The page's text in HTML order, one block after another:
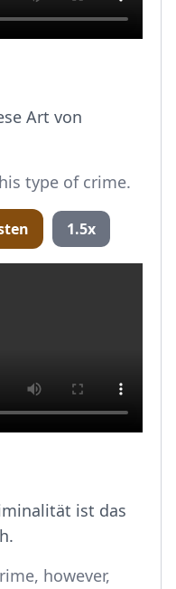
Art von
type of crime.
1.5x
ist das
however,